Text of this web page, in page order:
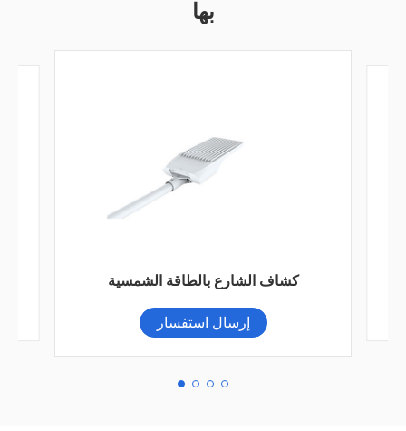
بها
محول طاقة شمسية من السلسلة ، ، من
إرسال استفسار